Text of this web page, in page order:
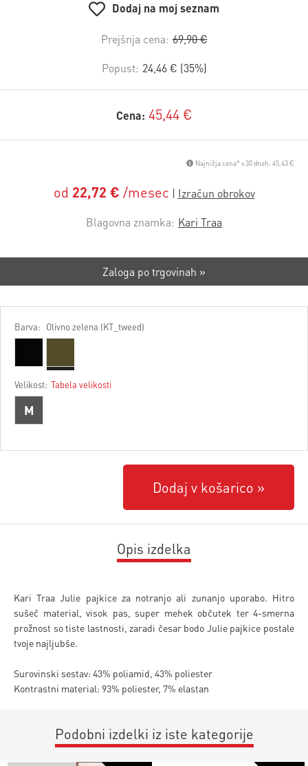
Dodaj na moj seznam
Prejšnja cena: 69,90 €
Popust: 24,46 € (35%)
Cena: 45,44 €
Najnižja cena* v 30 dneh: 45,43 €
od 22,72 € /mesec
Blagovna znamka: Kari Traa
Zaloga po trgovinah »
Barva: Olivno zelena (KT_tweed)
Velikost: Tabela velikosti
M
Dodaj v košarico
Opis izdelka
Kari Traa Julie pajkice za notranjo ali zunanjo uporabo. Hitro
sušeč material, visok pas, super mehek občutek ter 4-smerna
prožnost so tiste lastnosti, zaradi česar bodo Julie pajkice postale
tvoje najljubše.
Surovinski sestav: 43% poliamid, 43% poliester
Kontrastni material: 93% poliester, 7% elastan
Podobni izdelki iz iste kategorije